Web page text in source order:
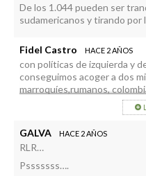
De los 1.044 pueden ser
sudamericanos y tirando por
Fidel Castro HACE 2 AÑOS
con políticas de izquierda y
conseguimos acoger a dos
marroquíes,rumanos,
GALVA HACE 2 AÑOS
RLR…
Psssssss….